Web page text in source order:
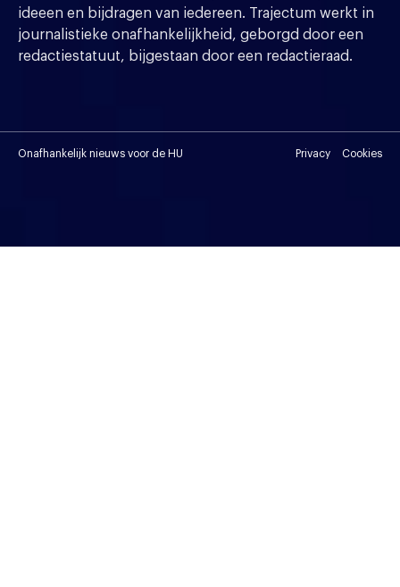
ideeen en bijdragen van iedereen. Trajectum werkt in
journalistieke onafhankelijkheid, geborgd door een
redactiestatuut, bijgestaan door een redactieraad.
Onafhankelijk nieuws voor de HU Privacy Cookies